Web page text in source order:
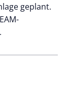
geplant.